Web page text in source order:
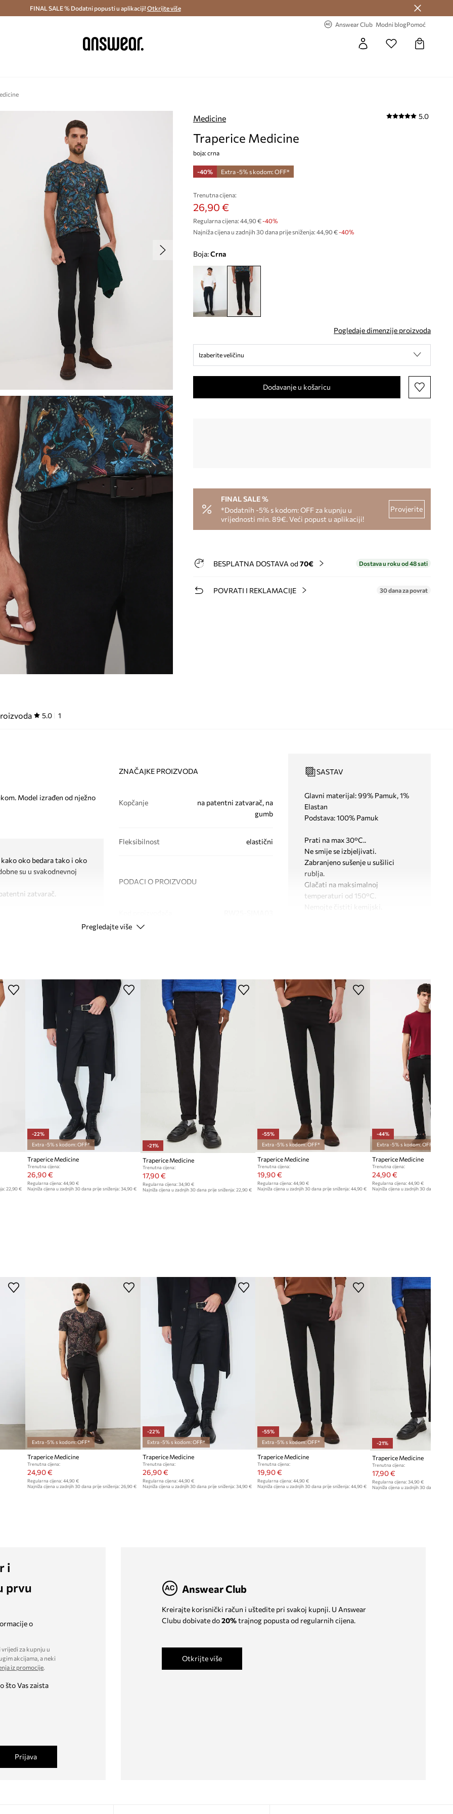
i povrat (od 70€) > Dostava u roku 48 sati >
FINAL SALE % Dodatni popusti u aplikaciji!Otkrijte više
Answear Club Modni blogPomoć
Medicine 5.0
Traperice Medicine
boja: crna
-40% Extra -5% s kodom: OFF*
Trenutna cijena:
26,90 €
Regularna cijena: 44,90 €-40%
Najniža cijena u zadnjih 30 dana prije sniženja: 44,90 € -40%
Boja: crna
Pogledaje dimenzije proizvoda
Izaberite veličinu
Dodavanje u košaricu
FINAL SALE %
*Dodatnih -5% s kodom: OFF za kupnju u
vrijednosti min. 89€. Veći popust u aplikaciji!
Provjerite
BESPLATNA DOSTAVA od 70€ Dostava u roku od 48 sati
POVRATI I REKLAMACIJE 30 dana za povrat
5.0 1
Model izrađen od nježno
oko bedara tako i oko
su u svakodnevnoj
zatvarač.
ZNAČAJKE PROIZVODA
Kopčanje
na patentni zatvarač, na
gumb
Fleksibilnost elastični
PODACI O PROIZVODU
Proizvođač
SASTAV
Glavni materijal: 99% Pamuk, 1%
Elastan
Podstava: 100% Pamuk
Prati na max 30°C..
Ne smije se izbjeljivati.
Zabranjeno sušenje u sušilici
rublja.
Glačati na maksimalnoj
temperaturi od 150°C.
Kroj traperica: slim fit
DIMENZIJE
Manja veličina
Preporučamo da odaberete veću veličinu
nego što inače nosite.
Pogledaje dimenzije proizvoda
Pregledajte više
22,90 €
-22%
Extra -5% s kodom: OFF*
Traperice Medicine
Trenutna cijena:
26,90 €
Regularna cijena: 44,90 €
Najniža cijena u zadnjih 30 dana prije sniženja: 34,90 €
-21%
Traperice Medicine
Trenutna cijena:
17,90 €
Regularna cijena: 34,90 €
Najniža cijena u zadnjih 30 dana prije sniženja: 22,90 €
-55%
Extra -5% s kodom: OFF*
Traperice Medicine
Trenutna cijena:
19,90 €
Regularna cijena:44,90 €
Najniža cijena u zadnjih 30 dana prije sniženja:44,90 €
-44%
Extra -5% s kodom: OFF*
Traperice Medicine
Trenutna cijena:
24,90 €
Regularna cijena: 44,90 €
Najniža cijena u zadnjih 30 dana prije
Extra -5% s kodom: OFF*
Traperice Medicine
Trenutna cijena:
24,90 €
Regularna cijena: 44,90 €
Najniža cijena u zadnjih 30 dana prije sniženja: 26,90 €
-22%
Extra -5% s kodom: OFF*
Traperice Medicine
Trenutna cijena:
26,90 €
Regularna cijena: 44,90 €
Najniža cijena u zadnjih 30 dana prije sniženja: 34,90 €
-55%
Extra -5% s kodom: OFF*
Traperice Medicine
Trenutna cijena:
19,90 €
Regularna cijena:44,90 €
Najniža cijena u zadnjih 30 dana prije sniženja:44,90 €
-21%
Traperice Medicine
Trenutna cijena:
17,90 €
Regularna cijena: 34,90 €
Najniža cijena u zadnjih 30 dana prije
i
prvu
o
za kupnju u
akcijama, a neki
iz promocije
što Vas zaista
Prijava
Answear Club
Kreirajte korisnički račun i uštedite pri svakoj kupnji. U Answear
Clubu dobivate do20%trajnog popusta od regularnih cijena.
Otkrijte više